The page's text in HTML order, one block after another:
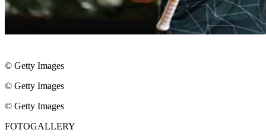
© Getty Images
© Getty Images
© Getty Images
FOTOGALLERY